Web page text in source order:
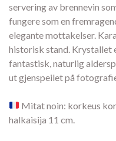
servering av brennevin
fungere som en
elegante mottakelser.
historisk stand. Krystallet
fantastisk, naturlig
ut gjenspeilet på
Mitat noin: korkeus
halkaisija 11 cm.